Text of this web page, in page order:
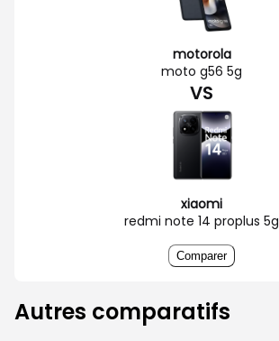
motorola
moto g56 5g
VS
xiaomi
redmi note 14 proplus 5g
Comparer
Autres comparatifs